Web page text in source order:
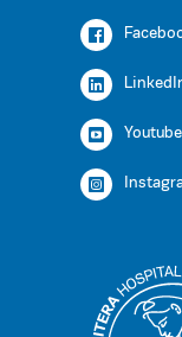
Youtube